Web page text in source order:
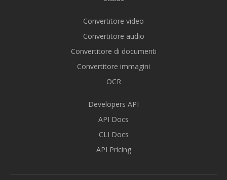
Convertitore video
Convertitore audio
Convertitore di documenti
Convertitore immagini
OCR
Developers API
API Docs
CLI Docs
API Pricing